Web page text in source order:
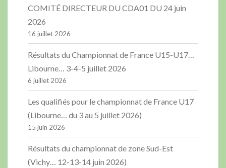
COMITÉ DIRECTEUR DU CDA01 DU 24 juin
2026
16 juillet 2026
Résultats du Championnat de France U15-U17…
Libourne… 3-4-5 juillet 2026
6 juillet 2026
Les qualifiés pour le championnat de France U17
(Libourne… du 3 au 5 juillet 2026)
15 juin 2026
Résultats du championnat de zone Sud-Est
(Vichy… 12-13-14 juin 2026)